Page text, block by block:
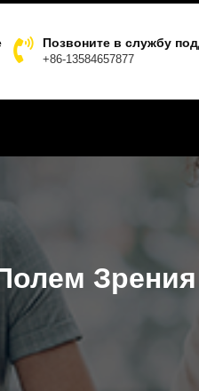
Позвоните в службу
+86-13584657877